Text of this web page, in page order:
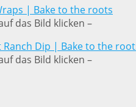
das Bild klicken –
das Bild klicken –